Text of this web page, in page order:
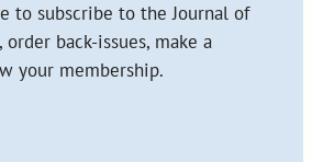
to subscribe to the Journal of
order back-issues, make a
your membership.